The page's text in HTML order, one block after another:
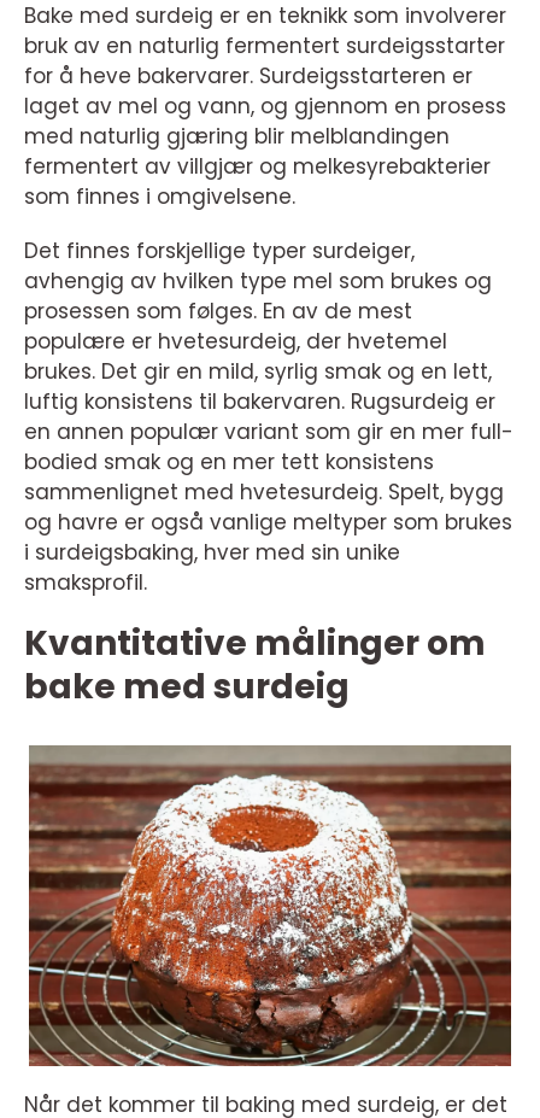
Bake med surdeig er en teknikk som involverer
bruk av en naturlig fermentert surdeigsstarter
for å heve bakervarer. Surdeigsstarteren er
laget av mel og vann, og gjennom en prosess
med naturlig gjæring blir melblandingen
fermentert av villgjær og melkesyrebakterier
som finnes i omgivelsene.
Det finnes forskjellige typer surdeiger,
avhengig av hvilken type mel som brukes og
prosessen som følges. En av de mest
populære er hvetesurdeig, der hvetemel
brukes. Det gir en mild, syrlig smak og en lett,
luftig konsistens til bakervaren. Rugsurdeig er
en annen populær variant som gir en mer full-
bodied smak og en mer tett konsistens
sammenlignet med hvetesurdeig. Spelt, bygg
og havre er også vanlige meltyper som brukes
i surdeigsbaking, hver med sin unike
smaksprofil.
Kvantitative målinger om
bake med surdeig
Når det kommer til baking med surdeig, er det